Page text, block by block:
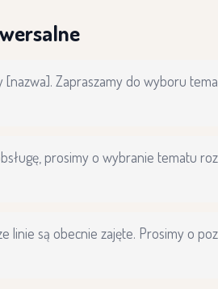
Zapraszamy do wyboru
prosimy o wybranie tematu
linie są obecnie zajęte. Prosimy o